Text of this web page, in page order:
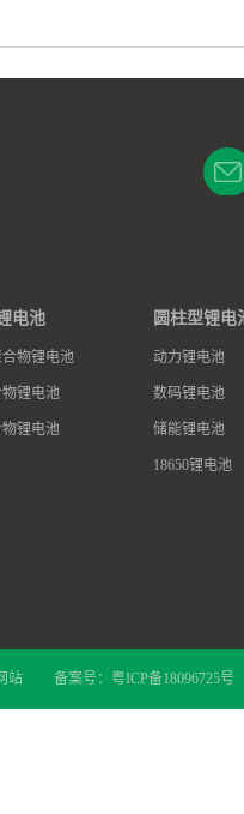
电池
物锂电池
锂电池
锂电池
圆柱型锂电
动力锂电池
数码锂电池
储能锂电池
18650锂电池
站 备案号： 粤ICP备18096725号